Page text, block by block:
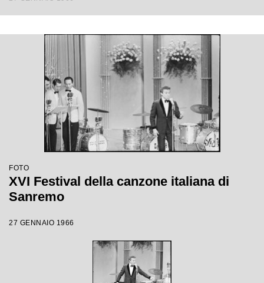
FOTO
XVI Festival della canzone italiana di
Sanremo
27 GENNAIO 1966